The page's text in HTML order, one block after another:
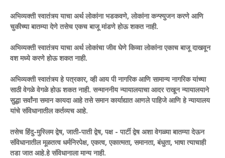
अभिव्यक्ती स्वातंत्र्य याचा अर्थ लोकांना भडकवणे, लोकांना कन्फ्युजन करणे आणि
चुकीच्या बातम्या देणे तसेच एकच बाजू मांडणे होऊ शकत नाही.
अभिव्यक्ती स्वातंत्र्य याचा अर्थ लोकांचा जीव घेणे किव्वा लोकांना एकाच बाजू दाखवून
वश मध्ये करणे होऊ शकत नाही.
अभिव्यक्ती स्वातंत्र्य हे पत्रकार, व्ही आय पी नागरिक आणि सामान्य नागरिक यांच्या
साठी वेगळे वेगळे होऊ शकत नाही. सन्माननीय न्यायालयाचा आदर राखून न्यायालयाने
सुद्धा सर्वांना समान कायदा आहे तसे समान कार्याद्यात आणले पाहिजे आणि हे न्यायालय
यांचे संविधानातील कर्तव्यच आहे.
तसेच हिंदु-मुस्लिम द्वेष, जाती-पाती द्वेष, पक्ष - पार्टी द्वेष अशा वेगळ्या बातम्या देऊन
संविधानातील मूळतत्व धर्मनिरपेक्ष, एकत्व, एकात्मता, समानता, बंधुता, भाषा त्याचाही
तडा जात आहे.हे संविधानाला मान्य नाही.